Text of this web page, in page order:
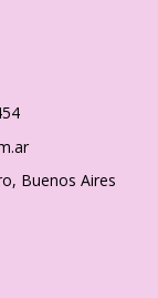
Buenos Aires